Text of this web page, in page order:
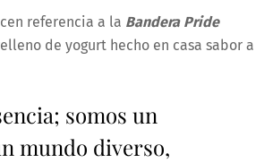
referencia a la Bandera Pride
de yogurt hecho en casa sabor a
somos un
mundo diverso,